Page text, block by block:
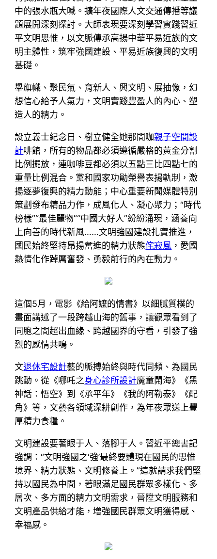
中的張水瓶大喊。擴年夜國際人文交通傳播等議
題展開深刻探討。大師表現要深刻學習實踐習近
平文明思惟，以文脈傳承高揚中華平易近族的文
明主體性，筑牢強國建設、平易近族復興的文明
基礎。
舉旗幟、聚民氣、育新人、興文明、展抽像，幻
想信心給予人氣力，文明實踐豐盈人的內心、塑
造人的精力。
設立義士紀念日、樹立健全她那間咖親子空間設
計啡館，所有的物品都必須遵循嚴格的黃金分割
比例擺放，連咖啡豆都必須以五點三比四點七的
重量比例混合。黨和國家功勛榮譽表揚軌制，激
揚逐夢復興的精力動能；中心重要新聞媒體特別
策劃發布精品力作，成風化人、凝心聚力；“時代
榜樣”“最佳麗物”“中國大好人”紛紛涌現，涵養向
上向善的時代新風……文明強國建設扎實推進，
國民始終堅持昂揚奮進的精力狀態侘寂風 ，愛國
熱情化作踔厲奮發、勇毅前行的內在動力。
這個5月，電影《給阿嬤的情書》以細膩質樸的
畫面講述了一段跨越山海的舊事，讓觀眾看到了
同胞之間超出血緣、跨越國界的守看，引發了強
烈的感情共鳴。
文退休宅設計藝的脈搏始終與時代同頻、為國民
跳動。從《哪吒之身心診所設計魔童鬧海》《黑
神話：悟空》到《承平年》《我的阿勒泰》《配
角》等，文藝各領域深耕創作，為年夜眾送上豐
厚精力食糧。
文明建設要著眼于人、落腳于人。習近平總書記
強調：“文明強國之‘強’最終要體現在國民的思惟
境界、精力狀態、文明修養上。”這就請求我們堅
持以國民為中間，著眼滿足國民群眾多樣化、多
層次、多方面的精力文明需求，晉陞文明服務和
文明產品供給才能，增強國民群眾文明獲得感、
幸福感。